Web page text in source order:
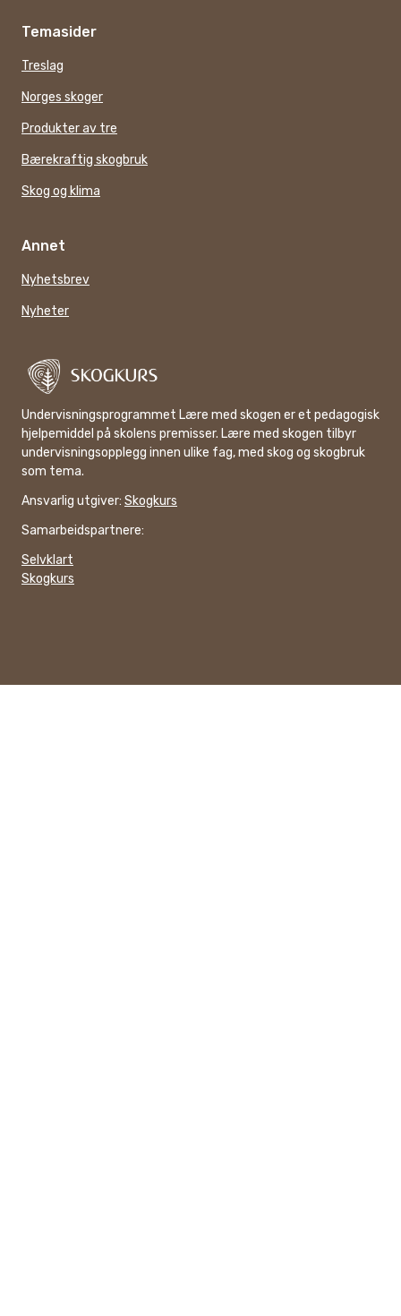
Temasider
Treslag
Norges skoger
Produkter av tre
Bærekraftig skogbruk
Skog og klima
Annet
Nyhetsbrev
Nyheter
Undervisningsprogrammet Lære med skogen er et pedagogisk
hjelpemiddel på skolens premisser. Lære med skogen tilbyr
undervisningsopplegg innen ulike fag, med skog og skogbruk
som tema.
Ansvarlig utgiver: Skogkurs
Samarbeidspartnere:
Selvklart
Skogkurs